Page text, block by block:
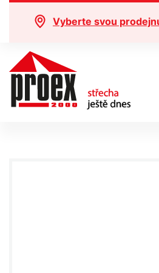
Vyberte svou